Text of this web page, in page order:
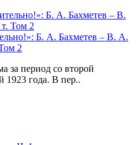
Б. А. Бахметев – В. А.
2
за период со второй
1923 года. В пер..